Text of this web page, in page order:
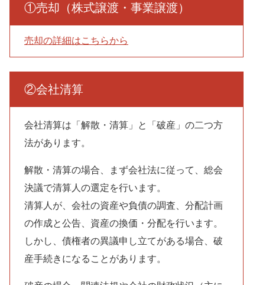
①売却（株式譲渡・事業譲渡）
売却の詳細はこちらから
②会社清算
会社清算は「解散・清算」と「破産」の二つ方
法があります。
解散・清算の場合、まず会社法に従って、総会
決議で清算人の選定を行います。
清算人が、会社の資産や負債の調査、分配計画
の作成と公告、資産の換価・分配を行います。
しかし、債権者の異議申し立てがある場合、破
産手続きになることがあります。